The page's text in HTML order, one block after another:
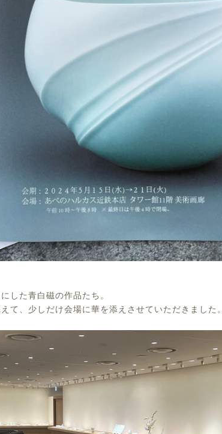
した青白磁の作品たち。
て、少しだけ会場に華を添えさせていただきました。